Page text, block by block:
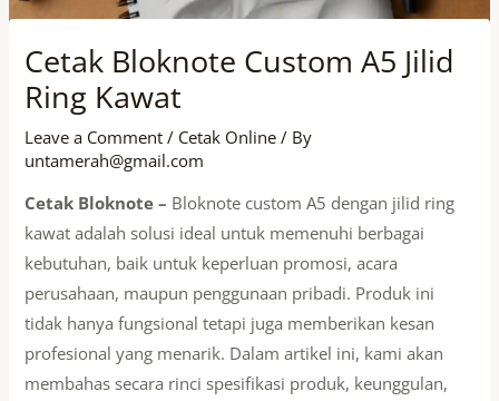
Cetak Bloknote Custom A5 Jilid
Ring Kawat
Leave a Comment / Cetak Online / By
untamerah@gmail.com
Cetak Bloknote – Bloknote custom A5 dengan jilid ring
kawat adalah solusi ideal untuk memenuhi berbagai
kebutuhan, baik untuk keperluan promosi, acara
perusahaan, maupun penggunaan pribadi. Produk ini
tidak hanya fungsional tetapi juga memberikan kesan
profesional yang menarik. Dalam artikel ini, kami akan
membahas secara rinci spesifikasi produk, keunggulan,